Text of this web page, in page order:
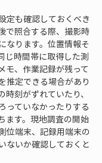
定も確認しておくべき
で照合する際、撮影時
なります。位置情報そ
じ時間帯に取得した測
モ、作業記録が残って
推定できる場合があり
時刻がずれていたり、
っていなかったりする
ます。現地調査の開始
位端末、記録用端末の
ないか確認しておくと